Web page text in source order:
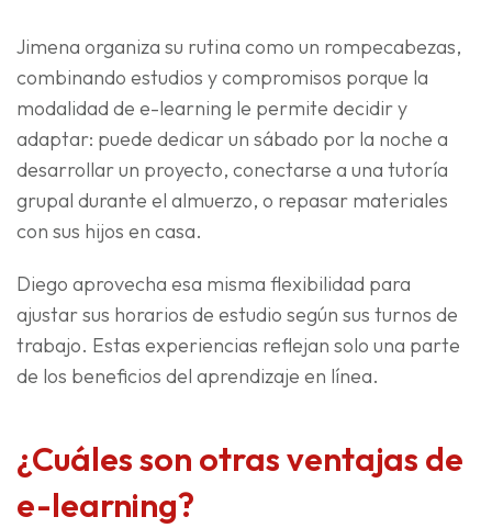
Jimena organiza su rutina como un rompecabezas,
combinando estudios y compromisos porque la
modalidad de e-learning le permite decidir y
adaptar: puede dedicar un sábado por la noche a
desarrollar un proyecto, conectarse a una tutoría
grupal durante el almuerzo, o repasar materiales
con sus hijos en casa.
Diego aprovecha esa misma flexibilidad para
ajustar sus horarios de estudio según sus turnos de
trabajo. Estas experiencias reflejan solo una parte
de los beneficios del aprendizaje en línea.
¿Cuáles son otras ventajas de
e-learning?